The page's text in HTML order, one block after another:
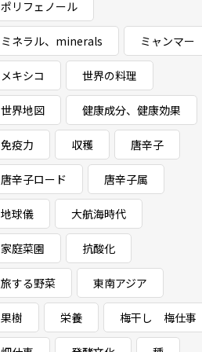
ポリフェノール
ミネラル、minerals ミャンマー
メキシコ 世界の料理
世界地図 健康成分、健康効果
免疫力 収穫 唐辛子
唐辛子ロード 唐辛子属
地球儀 大航海時代
家庭菜園 抗酸化
旅する野菜 東南アジア
果樹 栄養 梅干し 梅仕事